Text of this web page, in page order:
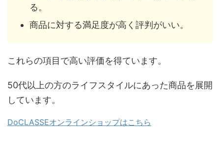
る。
商品に対する満足度が高く評判がいい。
これらの項目で高い評価を得ています。
50代以上の方のライフスタイルにあった商品を展開
しています。
DoCLASSEオンラインショップはこちら